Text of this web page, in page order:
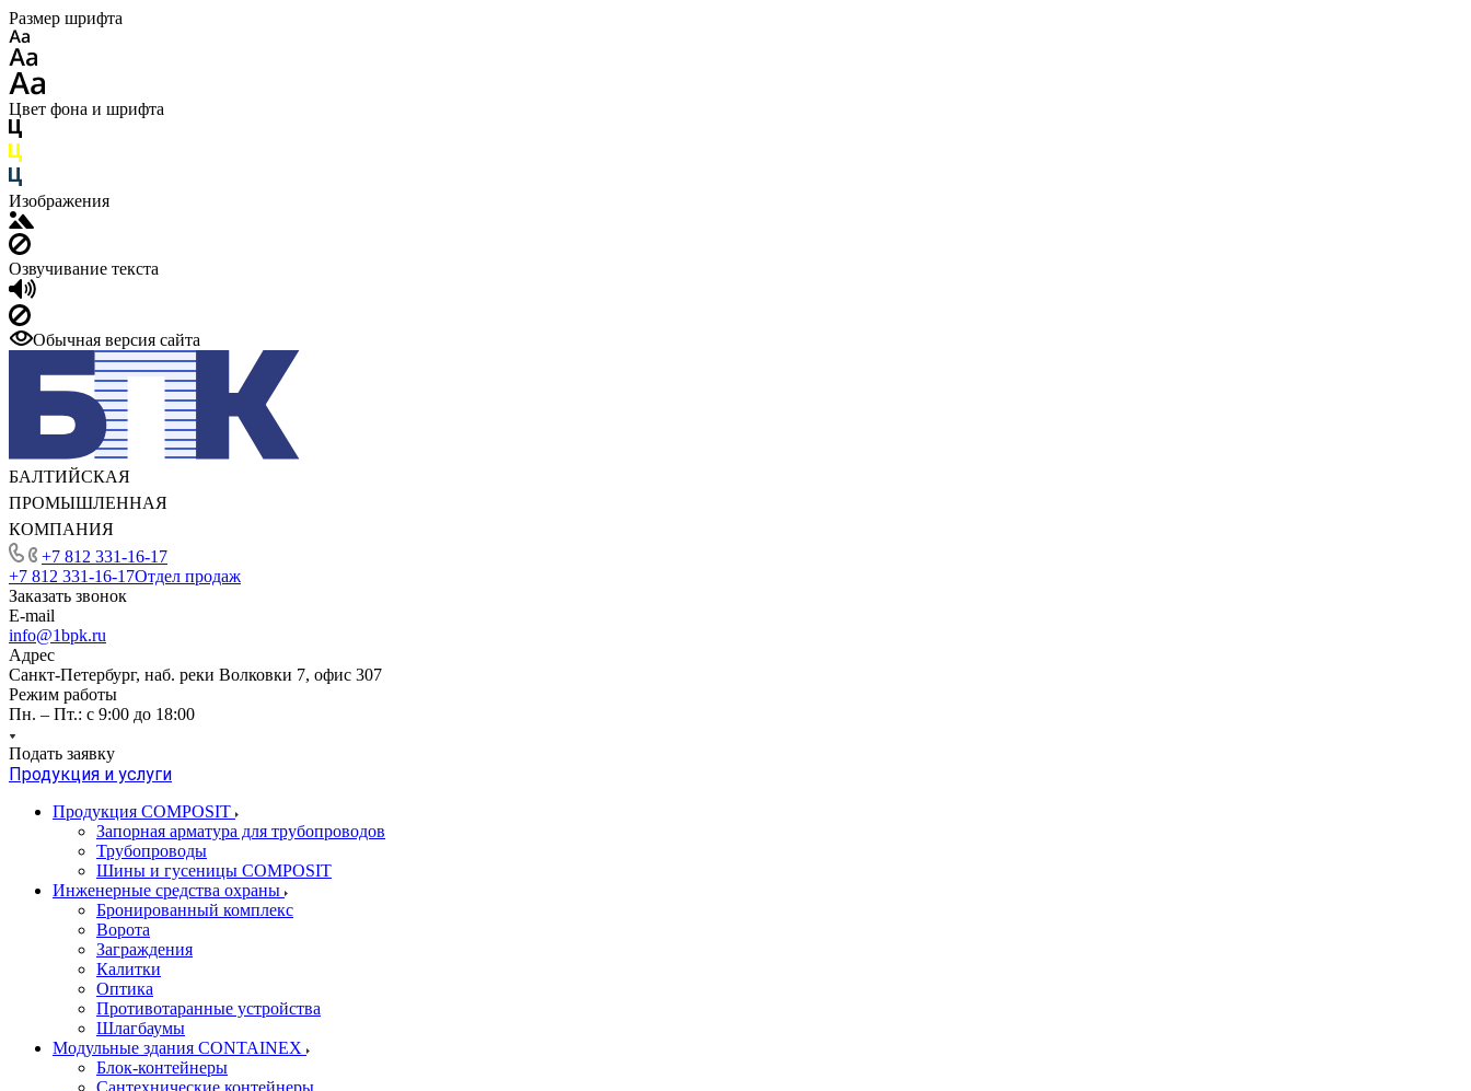
Размер шрифта
Цвет фона и шрифта
Изображения
Озвучивание текста
Обычная версия сайта
БАЛТИЙСКАЯ
ПРОМЫШЛЕННАЯ
КОМПАНИЯ
+7 812 331-16-17
+7 812 331-16-17Отдел продаж
Заказать звонок
E-mail
info@1bpk.ru
Адрес
Санкт-Петербург, наб. реки Волковки 7, офис 307
Режим работы
Пн. – Пт.: с 9:00 до 18:00
Подать заявку
Продукция и услуги
Продукция COMPOSIT
Запорная арматура для трубопроводов
Трубопроводы
Шины и гусеницы COMPOSIT
Инженерные средства охраны
Бронированный комплекс
Ворота
Заграждения
Калитки
Оптика
Противотаранные устройства
Шлагбаумы
Модульные здания CONTAINEX
Блок-контейнеры
Сантехнические контейнеры